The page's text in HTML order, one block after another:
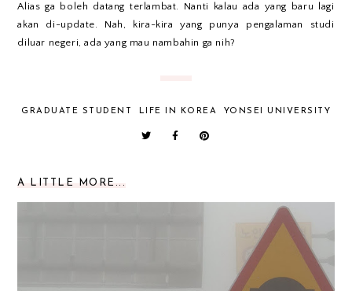
Alias ga boleh datang terlambat. Nanti kalau ada yang baru lagi
akan di-update. Nah, kira-kira yang punya pengalaman studi
diluar negeri, ada yang mau nambahin ga nih?
GRADUATE STUDENT LIFE IN KOREA YONSEI UNIVERSITY
A LITTLE MORE...